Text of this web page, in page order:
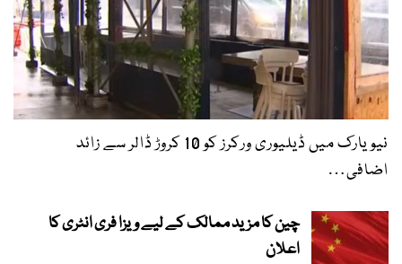
نیویارک میں ڈیلیوری ورکرز کو 10 کروڑ ڈالر سے زائد
اضافی…
چین کا مزید ممالک کے لیے ویزا فری انٹری کا
اعلان